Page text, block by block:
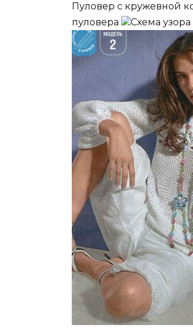
Пуловер с кружевной
пуловера
Схема